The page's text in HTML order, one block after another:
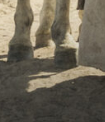
Wegbeschreibung abrufen